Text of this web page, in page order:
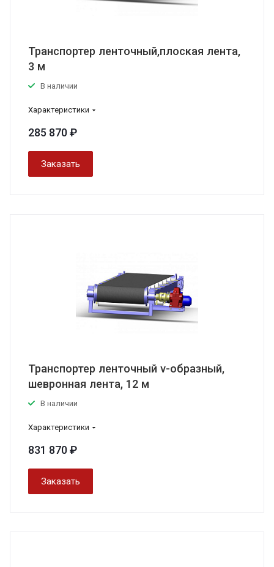
Транспортер ленточный,плоская лента,
3 м
В наличии
Характеристики
285 870 ₽
Заказать
Транспортер ленточный v-образный,
шевронная лента, 12 м
В наличии
Характеристики
831 870 ₽
Заказать